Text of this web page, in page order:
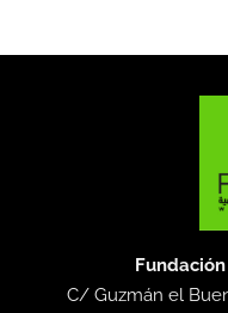
C/ Guzmán el